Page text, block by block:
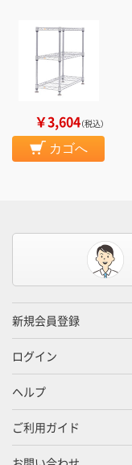
￥3,604（税込）
カゴへ
新規会員登録
ログイン
ヘルプ
ご利用ガイド